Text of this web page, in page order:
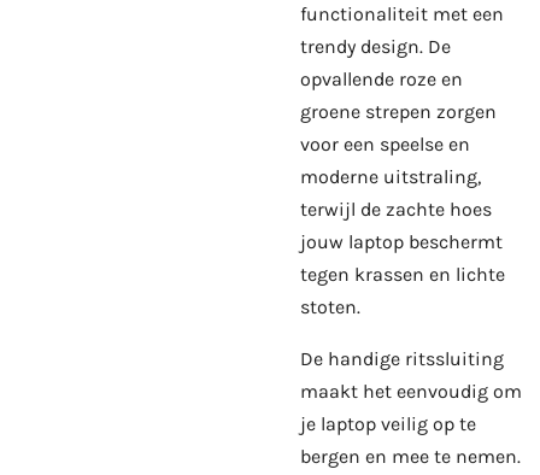
functionaliteit met een
trendy design. De
opvallende roze en
groene strepen zorgen
voor een speelse en
moderne uitstraling,
terwijl de zachte hoes
jouw laptop beschermt
tegen krassen en lichte
stoten.
De handige ritssluiting
maakt het eenvoudig om
je laptop veilig op te
bergen en mee te nemen.